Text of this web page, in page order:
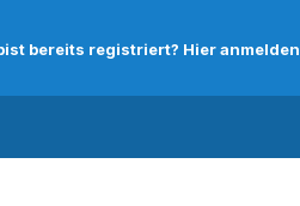
bereits registriert? Hier anmelden